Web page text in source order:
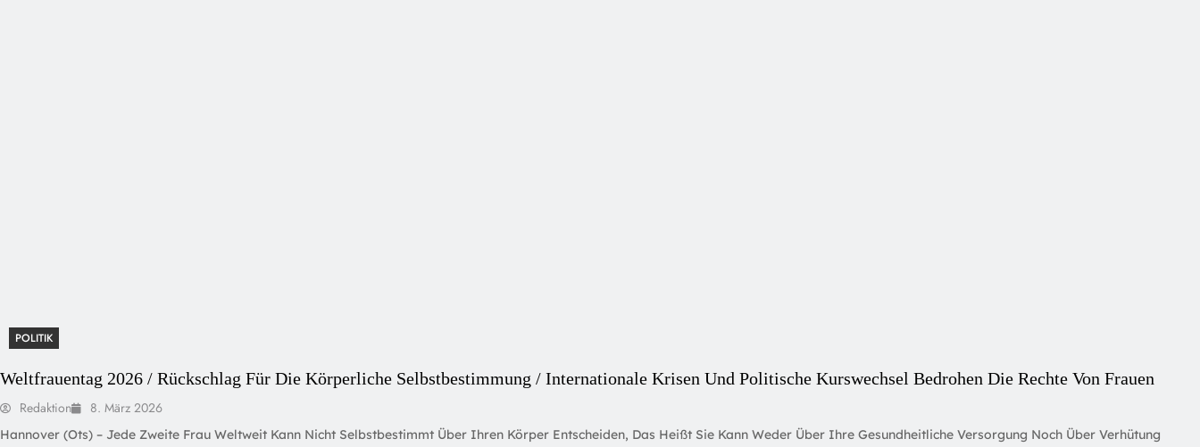
POLITIK
Weltfrauentag 2026 / Rückschlag Für Die Körperliche Selbstbestimmung / Internationale Krisen Und Politische Kurswechsel Bedrohen Die Rechte Von Frauen
Redaktion 8. März 2026
Hannover (ots) – Jede Zweite Frau Weltweit Kann Nicht Selbstbestimmt Über Ihren Körper Entscheiden, Das Heißt Sie Kann Weder Über Ihre Gesundheitliche Versorgung Noch Über Verhütung